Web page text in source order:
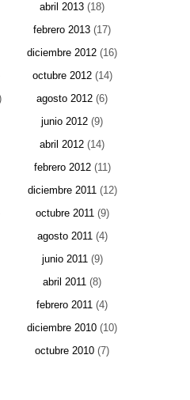
abril 2013 (18)
febrero 2013 (17)
diciembre 2012 (16)
octubre 2012(14)
agosto 2012 (6)
junio 2012 (9)
abril 2012 (14)
febrero 2012(11)
diciembre 2011(12)
octubre 2011(9)
agosto 2011(4)
junio 2011(9)
abril 2011 (8)
febrero 2011 (4)
diciembre 2010 (10)
octubre 2010 (7)